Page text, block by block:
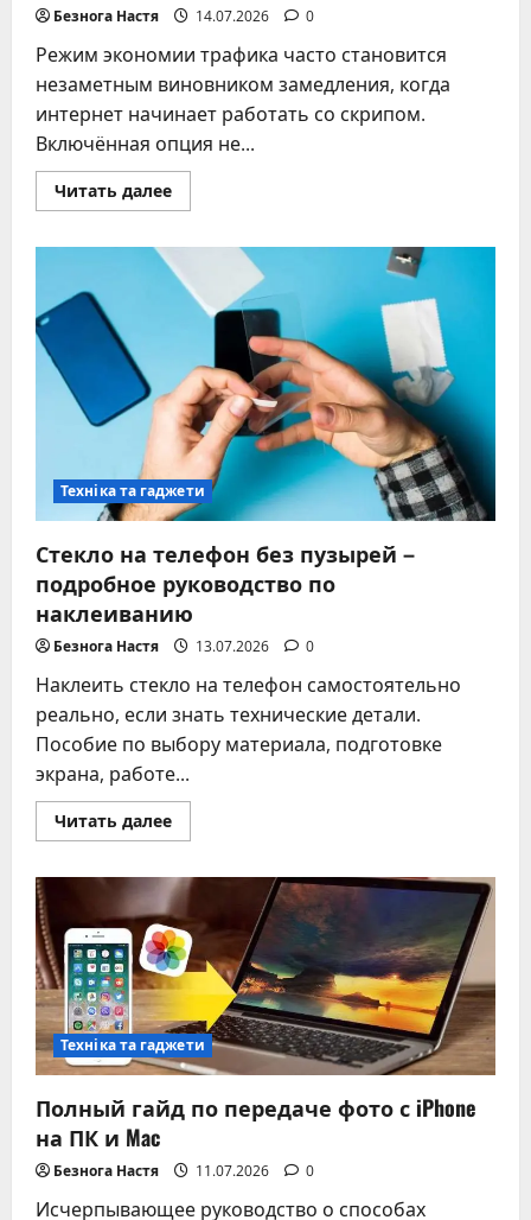
Безнога Настя 14.07.2026 0
Режим экономии трафика часто становится
незаметным виновником замедления, когда
интернет начинает работать со скрипом.
Включённая опция не...
Читать далееПрочитать
больше
экономию
трафика
на
телефонах
пошаговое
руководство
2025
Техніка та гаджети
Стекло на телефон без пузырей –
подробное руководство по
наклеиванию
Безнога Настя 13.07.2026 0
Наклеить стекло на телефон самостоятельно
реально, если знать технические детали.
Пособие по выбору материала, подготовке
экрана, работе...
Читать далееПрочитать
больше
на
телефон
без
пузырей
–
подробное
руководство
по
наклеиванию
Техніка та гаджети
Полный гайд по передаче фото с iPhone
на ПК и Mac
Безнога Настя 11.07.2026 0
Исчерпывающее руководство о способах